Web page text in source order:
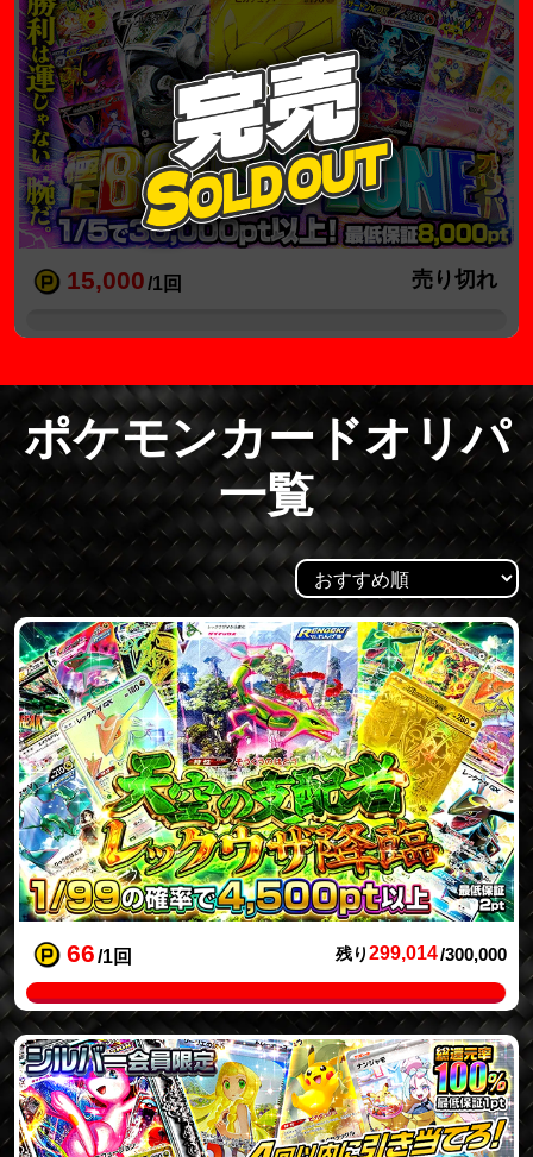
15,000/1回 売り切れ
ポケモンカードオリパ
一覧
66/1回 残り299,014/300,000